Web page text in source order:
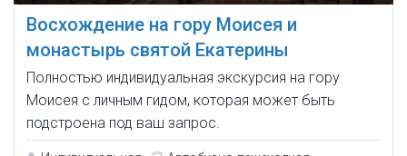
Восхождение на гору Моисея и
монастырь святой Екатерины
Полностью индивидуальная экскурсия на гору
Моисея с личным гидом, которая может быть
подстроена под ваш запрос.